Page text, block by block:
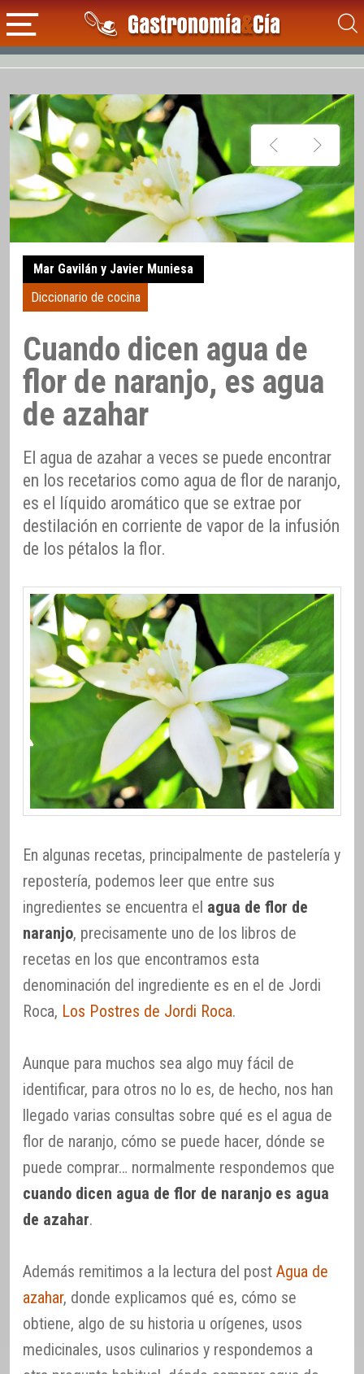
Mar Gavilán y Javier Muniesa
Diccionario de cocina
Cuando dicen agua de
flor de naranjo, es agua
de azahar
El agua de azahar a veces se puede encontrar
en los recetarios como agua de flor de naranjo,
es el líquido aromático que se extrae por
destilación en corriente de vapor de la infusión
de los pétalos la flor.
En algunas recetas, principalmente de pastelería y
repostería, podemos leer que entre sus
ingredientes se encuentra el agua de flor de
naranjo, precisamente uno de los libros de
recetas en los que encontramos esta
denominación del ingrediente es en el de Jordi
Roca, Los Postres de Jordi Roca.
Aunque para muchos sea algo muy fácil de
identificar, para otros no lo es, de hecho, nos han
llegado varias consultas sobre qué es el agua de
flor de naranjo, cómo se puede hacer, dónde se
puede comprar… normalmente respondemos que
cuando dicen agua de flor de naranjo es agua
de azahar.
Además remitimos a la lectura del post Agua de
azahar, donde explicamos qué es, cómo se
obtiene, algo de su historia u orígenes, usos
medicinales, usos culinarios y respondemos a